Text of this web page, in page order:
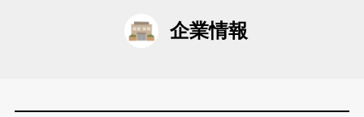
企業情報